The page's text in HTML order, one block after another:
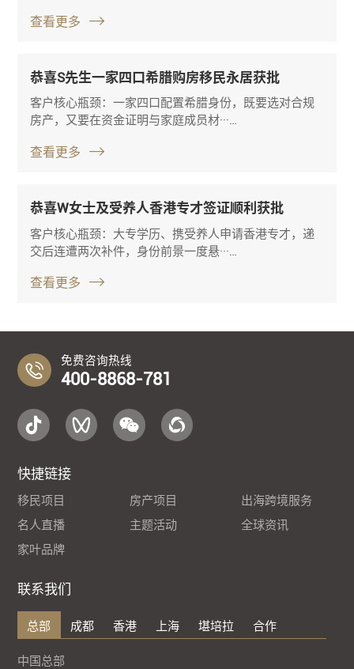
查看更多
恭喜S先生一家四口希腊购房移民永居获批
客户核心瓶颈：一家四口配置希腊身份，既要选对合规
房产，又要在资金证明与家庭成员材···…
查看更多
恭喜W女士及受养人香港专才签证顺利获批
客户核心瓶颈：大专学历、携受养人申请香港专才，递
交后连遭两次补件，身份前景一度悬···…
查看更多
免费咨询热线
400-8868-781
快捷链接
移民项目 房产项目
出海跨境服务
名人直播
主题活动
全球资讯
家叶品牌
联系我们
总部 成都 香港 上海 堪培拉 合作
中国总部